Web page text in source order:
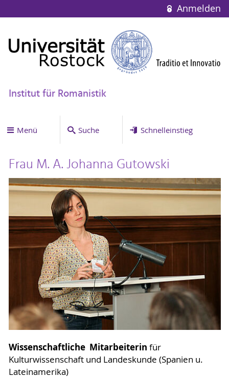
Anmelden
Institut für Romanistik
Menü Suche Schnelleinstieg
Frau M. A. Johanna Gutowski
Wissenschaftliche Mitarbeiterin für
Kulturwissenschaft und Landeskunde (Spanien u.
Lateinamerika)